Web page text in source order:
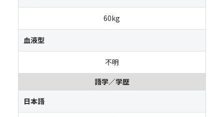
60kg
血液型
不明
語学／学歴
日本語